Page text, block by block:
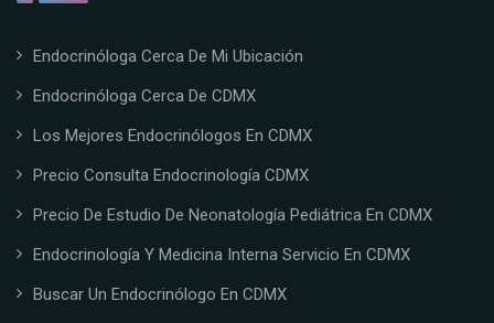
Endocrinóloga Cerca De Mi Ubicación
Endocrinóloga Cerca De CDMX
Los Mejores Endocrinólogos En CDMX
Precio Consulta Endocrinología CDMX
Precio De Estudio De Neonatología Pediátrica En CDMX
Endocrinología Y Medicina Interna Servicio En CDMX
Buscar Un Endocrinólogo En CDMX